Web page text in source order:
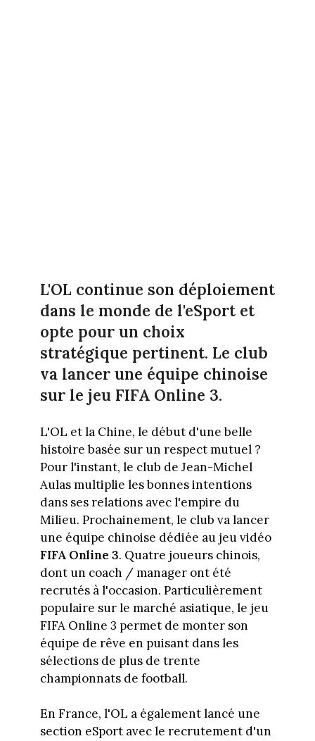
L'OL continue son déploiement
dans le monde de l'eSport et
opte pour un choix
stratégique pertinent. Le club
va lancer une équipe chinoise
sur le jeu FIFA Online 3.
L'OL et la Chine, le début d'une belle
histoire basée sur un respect mutuel ?
Pour l'instant, le club de Jean-Michel
Aulas multiplie les bonnes intentions
dans ses relations avec l'empire du
Milieu. Prochainement, le club va lancer
une équipe chinoise dédiée au jeu vidéo
FIFA Online 3. Quatre joueurs chinois,
dont un coach / manager ont été
recrutés à l'occasion. Particulièrement
populaire sur le marché asiatique, le jeu
FIFA Online 3 permet de monter son
équipe de rêve en puisant dans les
sélections de plus de trente
championnats de football.
En France, l'OL a également lancé une
section eSport avec le recrutement d'un